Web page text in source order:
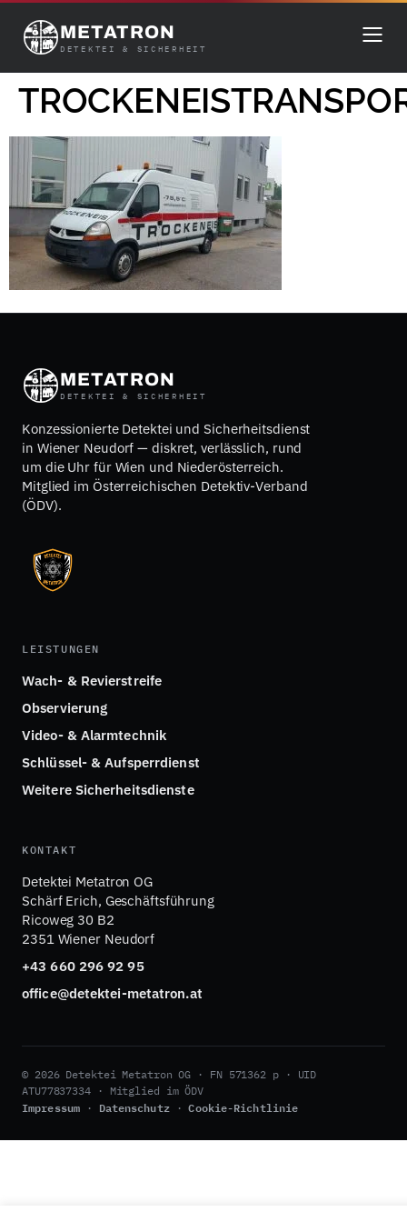
METATRON
DETEKTEI & SICHERHEIT
METATRON
DETEKTEI & SICHERHEIT
Konzessionierte Detektei und Sicherheitsdienst
in Wiener Neudorf — diskret, verlässlich, rund
um die Uhr für Wien und Niederösterreich.
Mitglied im Österreichischen Detektiv-Verband
(ÖDV).
LEISTUNGEN
Wach- & Revierstreife
Observierung
Video- & Alarmtechnik
Schlüssel- & Aufsperrdienst
Weitere Sicherheitsdienste
KONTAKT
Detektei Metatron OG
Schärf Erich, Geschäftsführung
Ricoweg 30 B2
2351 Wiener Neudorf
+43 660 296 92 95
office@detektei-metatron.at
© 2026 Detektei Metatron OG · FN 571362 p · UID
ATU77837334 · Mitglied im ÖDV
Impressum· Datenschutz·Cookie-Richtlinie